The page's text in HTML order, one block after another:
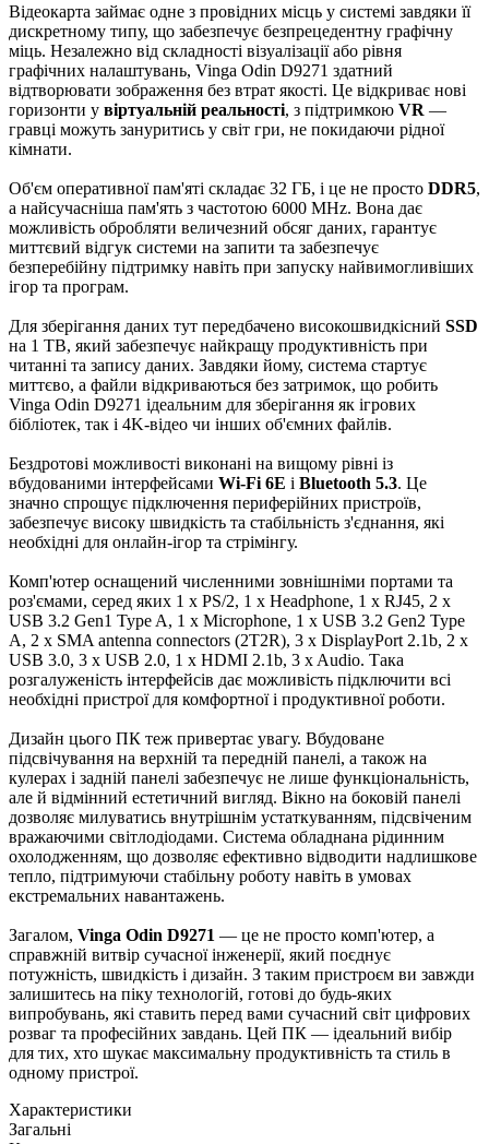
Відеокарта займає одне з провідних місць у системі завдяки її
дискретному типу, що забезпечує безпрецедентну графічну
міць. Незалежно від складності візуалізації або рівня
графічних налаштувань, Vinga Odin D9271 здатний
відтворювати зображення без втрат якості. Це відкриває нові
горизонти у віртуальній реальності, з підтримкою VR —
гравці можуть зануритись у світ гри, не покидаючи рідної
кімнати.
Об'єм оперативної пам'яті складає 32 ГБ, і це не просто DDR5,
а найсучасніша пам'ять з частотою 6000 MHz. Вона дає
можливість обробляти величезний обсяг даних, гарантує
миттєвий відгук системи на запити та забезпечує
безперебійну підтримку навіть при запуску найвимогливіших
ігор та програм.
Для зберігання даних тут передбачено високошвидкісний SSD
на 1 TB, який забезпечує найкращу продуктивність при
читанні та запису даних. Завдяки йому, система стартує
миттєво, а файли відкриваються без затримок, що робить
Vinga Odin D9271 ідеальним для зберігання як ігрових
бібліотек, так і 4K-відео чи інших об'ємних файлів.
Бездротові можливості виконані на вищому рівні із
вбудованими інтерфейсами Wi-Fi 6E і Bluetooth 5.3. Це
значно спрощує підключення периферійних пристроїв,
забезпечує високу швидкість та стабільність з'єднання, які
необхідні для онлайн-ігор та стрімінгу.
Комп'ютер оснащений численними зовнішніми портами та
роз'ємами, серед яких 1 x PS/2, 1 x Headphone, 1 x RJ45, 2 x
USB 3.2 Gen1 Type A, 1 х Microphone, 1 x USB 3.2 Gen2 Type
А, 2 x SMA antenna connectors (2T2R), 3 x DisplayPort 2.1b, 2 x
USB 3.0, 3 x USB 2.0, 1 x HDMI 2.1b, 3 x Audio. Така
розгалуженість інтерфейсів дає можливість підключити всі
необхідні пристрої для комфортної і продуктивної роботи.
Дизайн цього ПК теж привертає увагу. Вбудоване
підсвічування на верхній та передній панелі, а також на
кулерах і задній панелі забезпечує не лише функціональність,
але й відмінний естетичний вигляд. Вікно на боковій панелі
дозволяє милуватись внутрішнім устаткуванням, підсвіченим
вражаючими світлодіодами. Система обладнана рідинним
охолодженням, що дозволяє ефективно відводити надлишкове
тепло, підтримуючи стабільну роботу навіть в умовах
екстремальних навантажень.
Загалом, Vinga Odin D9271 — це не просто комп'ютер, а
справжній витвір сучасної інженерії, який поєднує
потужність, швидкість і дизайн. З таким пристроєм ви завжди
залишитесь на піку технологій, готові до будь-яких
випробувань, які ставить перед вами сучасний світ цифрових
розваг та професійних завдань. Цей ПК — ідеальний вибір
для тих, хто шукає максимальну продуктивність та стиль в
одному пристрої.
Характеристики
Загальні